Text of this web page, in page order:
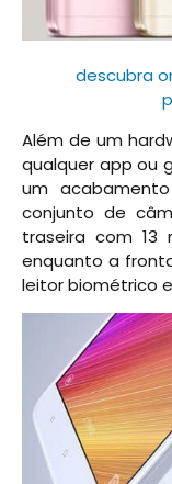
descubra
Além de um
qualquer app ou
um
conjunto de
traseira com 13
enquanto a
leitor biométrico